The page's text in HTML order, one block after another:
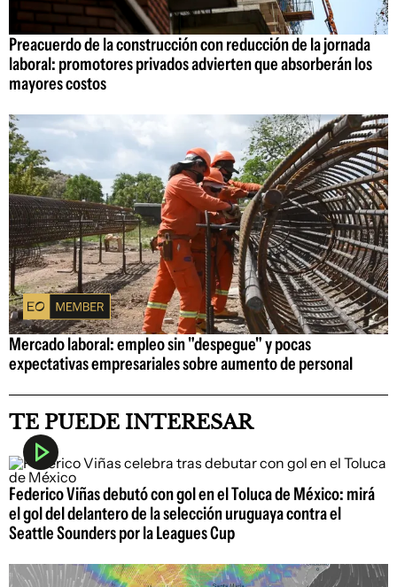
Preacuerdo de la construcción con reducción de la jornada
laboral: promotores privados advierten que absorberán los
mayores costos
Mercado laboral: empleo sin "despegue" y pocas
expectativas empresariales sobre aumento de personal
TE PUEDE INTERESAR
Federico Viñas debutó con gol en el Toluca de México: mirá
el gol del delantero de la selección uruguaya contra el
Seattle Sounders por la Leagues Cup